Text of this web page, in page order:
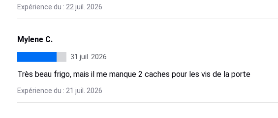
Expérience du : 22 juil. 2026
Mylene C.
31 juil. 2026
Très beau frigo, mais il me manque 2 caches pour les vis de la porte
Expérience du : 21 juil. 2026